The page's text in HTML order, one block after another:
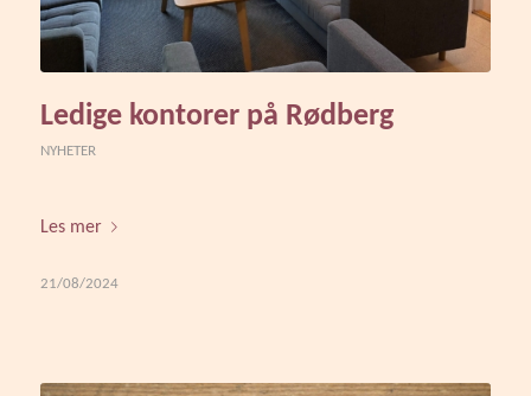
Ledige kontorer på Rødberg
NYHETER
Les mer
21/08/2024